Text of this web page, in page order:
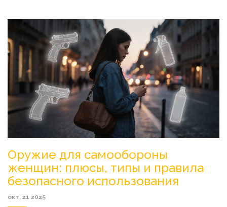
Оружие для самообороны
женщин: плюсы, типы и правила
безопасного использования
окт, 21 2025